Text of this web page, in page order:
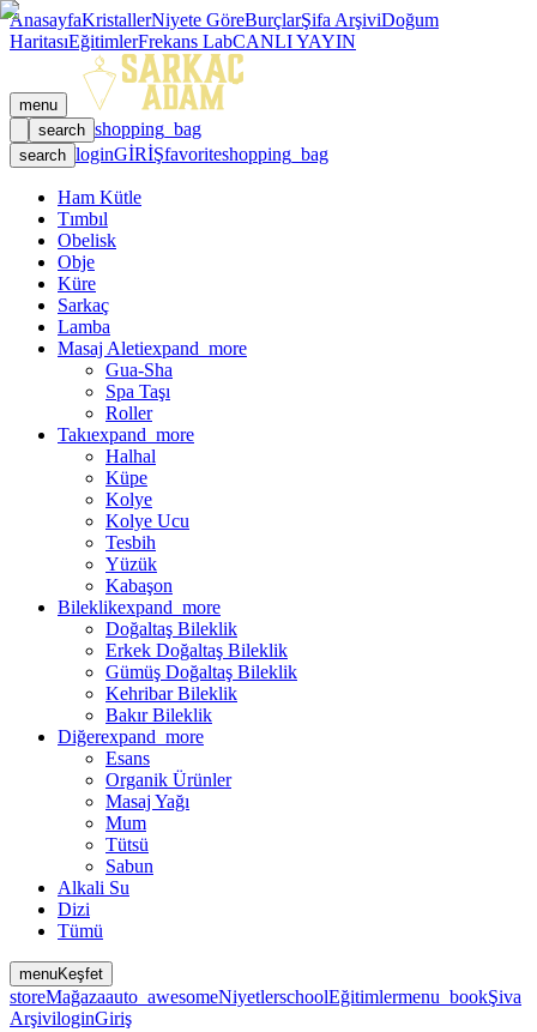
AnasayfaKristallerNiyete GöreBurçlarŞifa ArşiviDoğum
HaritasıEğitimlerFrekans LabCANLI YAYIN
menu
search shopping_bag
search loginGİRİŞfavoriteshopping_bag
Ham Kütle
Tımbıl
Obelisk
Obje
Küre
Sarkaç
Lamba
Masaj Aletiexpand_more
Gua-Sha
Spa Taşı
Roller
Takıexpand_more
Halhal
Küpe
Kolye
Kolye Ucu
Tesbih
Yüzük
Kabaşon
Bileklikexpand_more
Doğaltaş Bileklik
Erkek Doğaltaş Bileklik
Gümüş Doğaltaş Bileklik
Kehribar Bileklik
Bakır Bileklik
Diğerexpand_more
Esans
Organik Ürünler
Masaj Yağı
Mum
Tütsü
Sabun
Alkali Su
Dizi
Tümü
menuKeşfet
storeMağazaauto_awesomeNiyetlerschoolEğitimlermenu_bookŞiva
ArşiviloginGiriş